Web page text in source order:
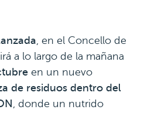
, en el Concello de
a lo largo de la mañana
en un nuevo
de residuos dentro del
, donde un nutrido